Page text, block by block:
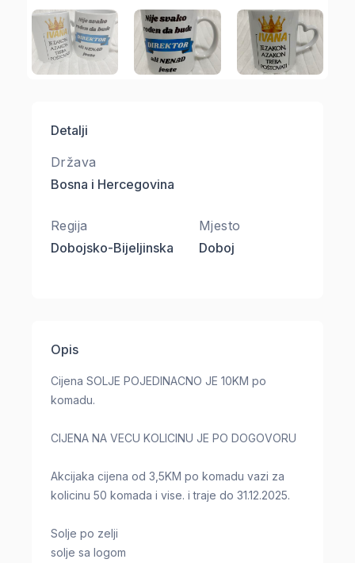
Detalji
Država
Bosna i Hercegovina
Regija
Dobojsko-Bijeljinska
Mjesto
Doboj
Opis
Cijena SOLJE POJEDINACNO JE 10KM po
komadu.
CIJENA NA VECU KOLICINU JE PO DOGOVORU
Akcijaka cijena od 3,5KM po komadu vazi za
kolicinu 50 komada i vise. i traje do 31.12.2025.
Solje po zelji
solje sa logom